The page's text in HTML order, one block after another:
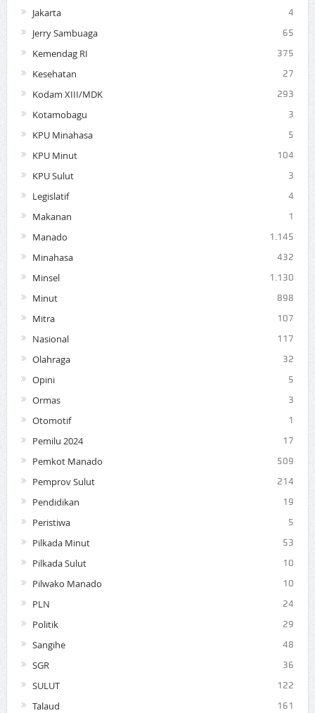
Jakarta 4
Jerry Sambuaga 65
Kemendag RI 375
Kesehatan 27
Kodam XIII/MDK 293
Kotamobagu 3
KPU Minahasa 5
KPU Minut 104
KPU Sulut 3
Legislatif 4
Makanan 1
Manado 1.145
Minahasa 432
Minsel 1.130
Minut 898
Mitra 107
Nasional 117
Olahraga 32
Opini 5
Ormas 3
Otomotif 1
Pemilu 2024 17
Pemkot Manado 509
Pemprov Sulut 214
Pendidikan 19
Peristiwa 5
Pilkada Minut 53
Pilkada Sulut 10
Pilwako Manado 10
PLN 24
Politik 29
Sangihe 48
SGR 36
SULUT 122
Talaud 161